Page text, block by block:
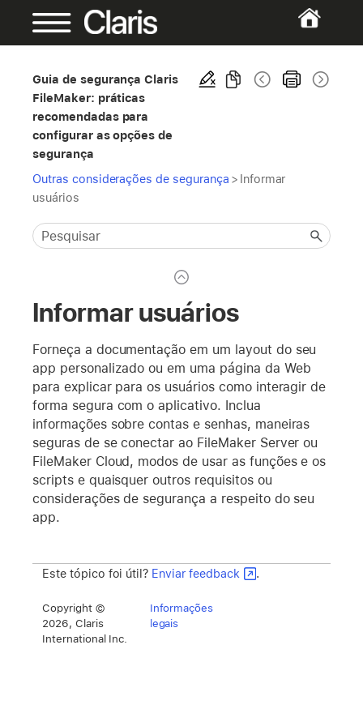
Guia de segurança Claris
FileMaker: práticas
recomendadas para
configurar as opções de
segurança
Outras considerações de segurança > Informar
usuários
Informar usuários
Forneça a documentação em um layout do seu
app personalizado ou em uma página da Web
para explicar para os usuários como interagir de
forma segura com o aplicativo. Inclua
informações sobre contas e senhas, maneiras
seguras de se conectar ao FileMaker Server ou
FileMaker Cloud, modos de usar as funções e os
scripts e quaisquer outros requisitos ou
considerações de segurança a respeito do seu
app.
Este tópico foi útil? Enviar feedback .
Copyright ©
2026, Claris
International Inc.
Informações
legais